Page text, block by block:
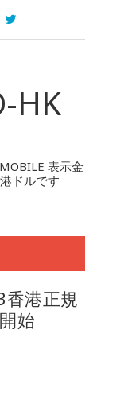
HK
MOBILE 表示金
ドルです
港正規
始